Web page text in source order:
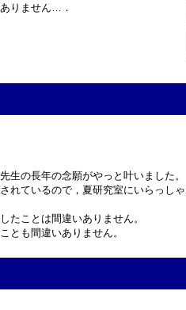
りません…．
生の長年の念願がやっと叶いました。
れているので，夏研究室にいらっし
たことは間違いありません。
とも間違いありません。